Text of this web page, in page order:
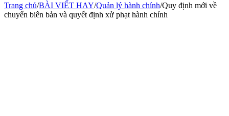
Trang chủ/BÀI VIẾT HAY/Quản lý hành chính/Quy định mới về
chuyển biên bản và quyết định xử phạt hành chính